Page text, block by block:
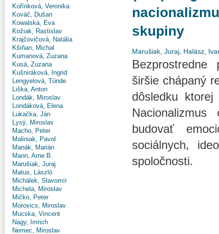
Kořínková, Veronika
Kováč, Dušan
Kowalská, Eva
Kožiak, Rastislav
Krajčovičová, Natália
Kšiňan, Michal
Kumanová, Zuzana
Kusá, Zuzana
Kušniráková, Ingrid
Lengyelová, Tünde
Liška, Anton
Londák, Miroslav
Londáková, Elena
Lukačka, Ján
Lysý, Miroslav
Macho, Peter
Maliniak, Pavol
Manák, Marián
Mann, Arne B.
Marušiak, Juraj
Matus, László
Michálek, Slavomír
Michela, Miroslav
Mičko, Peter
Morovics, Miroslav
Mucska, Vincent
Nagy, Imrich
Nemec, Miroslav
skupiny
Marušiak, Juraj Halász,
širšie chápaný
dôsledku
budovať
sociálnych,
spoločnosti.